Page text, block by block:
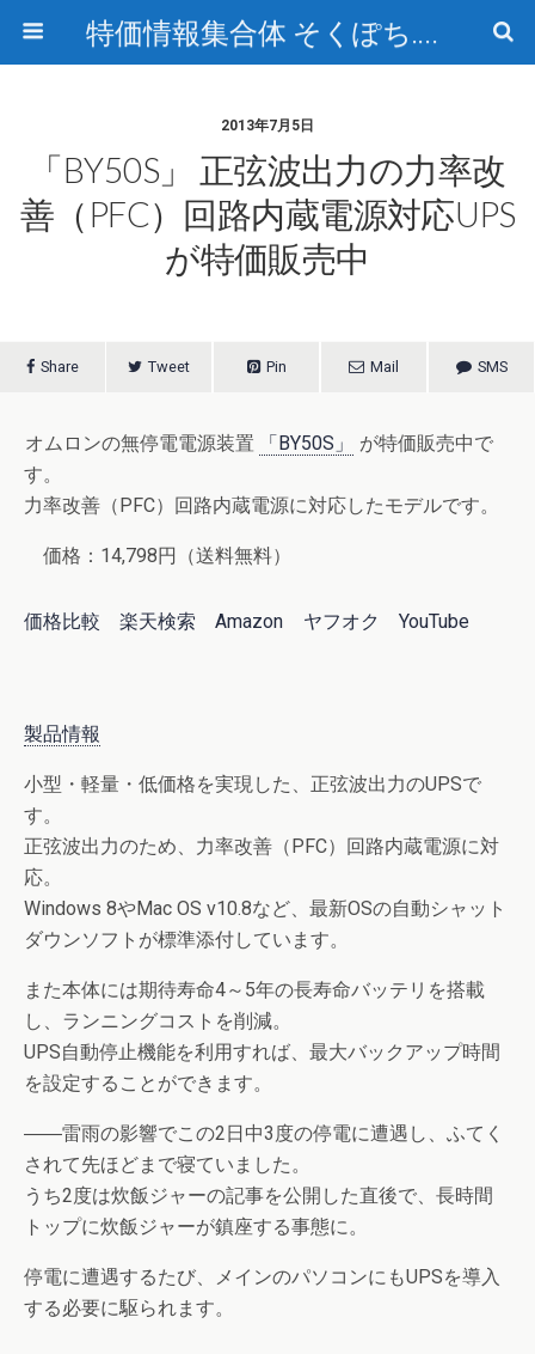
特価情報集合体 そくぽち.com
2013年7月5日
「BY50S」 正弦波出力の力率改
善（PFC）回路内蔵電源対応UPS
が特価販売中
Share Tweet Pin Mail SMS
オムロンの無停電電源装置 「BY50S」
が特価販売中で
す。
力率改善（PFC）回路内蔵電源に対応したモデルです。
価格：14,798円（送料無料）
価格比較 楽天検索 Amazon ヤフオク YouTube
製品情報
小型・軽量・低価格を実現した、正弦波出力のUPSで
す。
正弦波出力のため、力率改善（PFC）回路内蔵電源に対
応。
Windows 8やMac OS v10.8など、最新OSの自動シャット
ダウンソフトが標準添付しています。
また本体には期待寿命4～5年の長寿命バッテリを搭載
し、ランニングコストを削減。
UPS自動停止機能を利用すれば、最大バックアップ時間
を設定することができます。
――雷雨の影響でこの2日中3度の停電に遭遇し、ふてく
されて先ほどまで寝ていました。
うち2度は炊飯ジャーの記事を公開した直後で、長時間
トップに炊飯ジャーが鎮座する事態に。
停電に遭遇するたび、メインのパソコンにもUPSを導入
する必要に駆られます。